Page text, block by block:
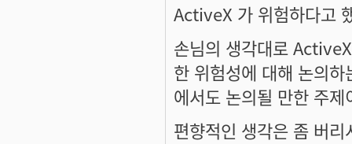
ActiveX 가 위험하다고
손님의 생각대로
한 위험성에 대해 논의
에서도 논의될 만한 주제
편향적인 생각은 좀 버